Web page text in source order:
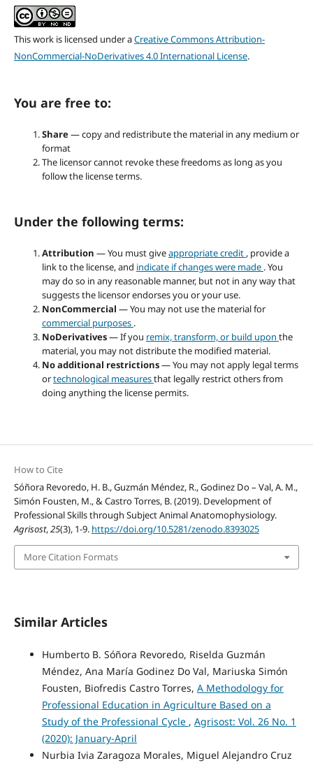
This work is licensed under aCreative Commons Attribution-
NonCommercial-NoDerivatives 4.0 International License.
You are free to:
Share— copy and redistribute the material in any medium or
format
The licensor cannot revoke these freedoms as long as you
follow the license terms.
Under the following terms:
Attribution — You must giveappropriate credit , provide a
link to the license, and indicate if changes were made . You
may do so in any reasonable manner, but not in any way that
suggests the licensor endorses you or your use.
NonCommercial — You may not use the material for
commercial purposes .
NoDerivatives— If you remix, transform, or build upon the
material, you may not distribute the modified material.
No additional restrictions— You may not apply legal terms
ortechnological measuresthat legally restrict others from
doing anything the license permits.
How to Cite
Sóñora Revoredo, H. B., Guzmán Méndez, R., Godinez Do – Val, A. M.,
Simón Fousten, M., & Castro Torres, B. (2019). Development of
Professional Skills through Subject Animal Anatomophysiology.
Agrisost,25(3), 1-9. https://doi.org/10.5281/zenodo.8393025
More Citation Formats
Similar Articles
Humberto B. Sóñora Revoredo, Riselda Guzmán
Méndez, Ana María Godinez Do Val, Mariuska Simón
Fousten, Biofredis Castro Torres, A Methodology for
Professional Education in Agriculture Based on a
Study of the Professional Cycle , Agrisost: Vol. 26 No. 1
(2020): January-April
Nurbia Ivia Zaragoza Morales, Miguel Alejandro Cruz